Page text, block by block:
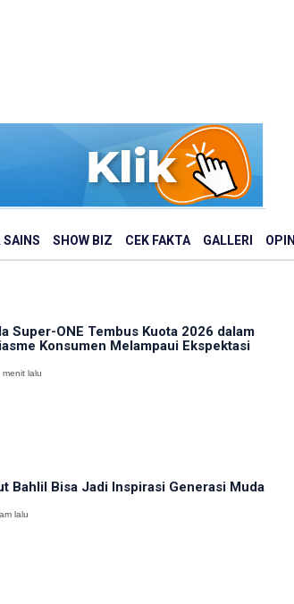
SAINS SHOW BIZ CEK FAKTA GALLERI OPINI
Super-ONE Tembus Kuota 2026 dalam
Konsumen Melampaui Ekspektasi
menit lalu
Bahlil Bisa Jadi Inspirasi Generasi Muda
lalu